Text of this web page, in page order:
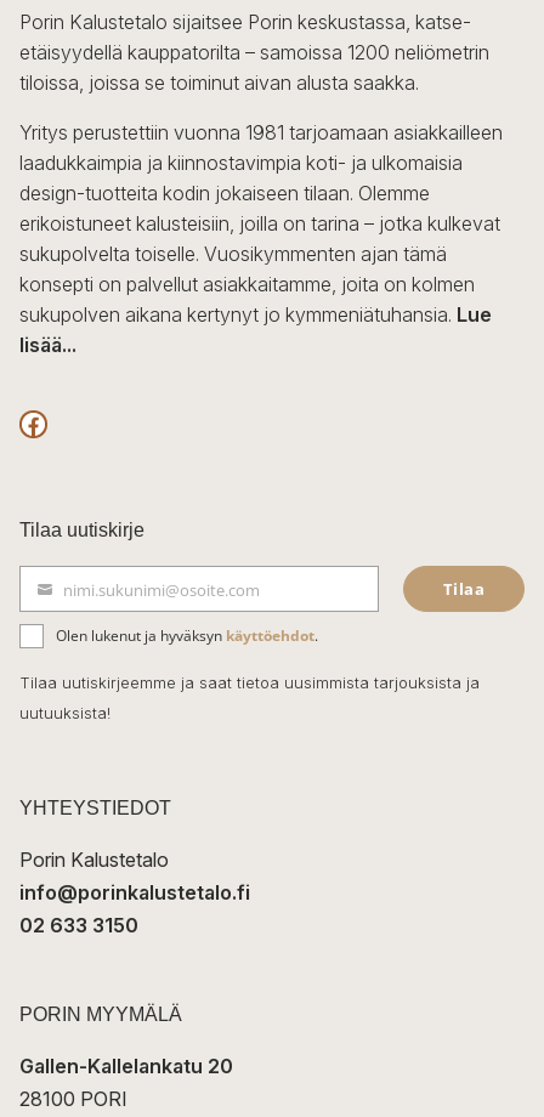
Porin Kalustetalo sijaitsee Porin keskustassa, katse-
etäisyydellä kauppatorilta – samoissa 1200 neliömetrin
tiloissa, joissa se toiminut aivan alusta saakka.
Yritys perustettiin vuonna 1981 tarjoamaan asiakkailleen
laadukkaimpia ja kiinnostavimpia koti- ja ulkomaisia
design-tuotteita kodin jokaiseen tilaan. Olemme
erikoistuneet kalusteisiin, joilla on tarina – jotka kulkevat
sukupolvelta toiselle. Vuosikymmenten ajan tämä
konsepti on palvellut asiakkaitamme, joita on kolmen
sukupolven aikana kertynyt jo kymmeniätuhansia. Lue
lisää...
F
c
e
b
o
o
k
Tilaa uutiskirje
ä
h
k
t
nimi.sukunimi@osoite.com Tilaa
Olen lukenut ja hyväksyn käyttöehdot.
Tilaa uutiskirjeemme ja saat tietoa uusimmista tarjouksista ja
uutuuksista!
YHTEYSTIEDOT
Porin Kalustetalo
info@porinkalustetalo.fi
02 633 3150
PORIN MYYMÄLÄ
Gallen-Kallelankatu 20
28100 PORI